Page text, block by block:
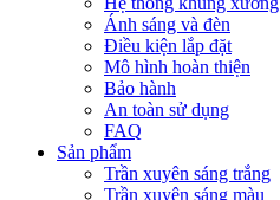
Ánh sáng và đèn
Điều kiện lắp đặt
Mô hình hoàn thiện
Bảo hành
An toàn sử dụng
FAQ
Sản phẩm
Trần xuyên sáng trắng
Trần xuyên sáng màu